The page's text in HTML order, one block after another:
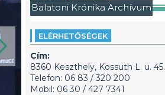
Balatoni Krónika Archívum
ELÉRHETŐSÉGEK
Cím:
8360 Keszthely, Kossuth L. u. 45.
Telefon: 06 83 / 320 200
Mobil: 06 30 / 427 7341